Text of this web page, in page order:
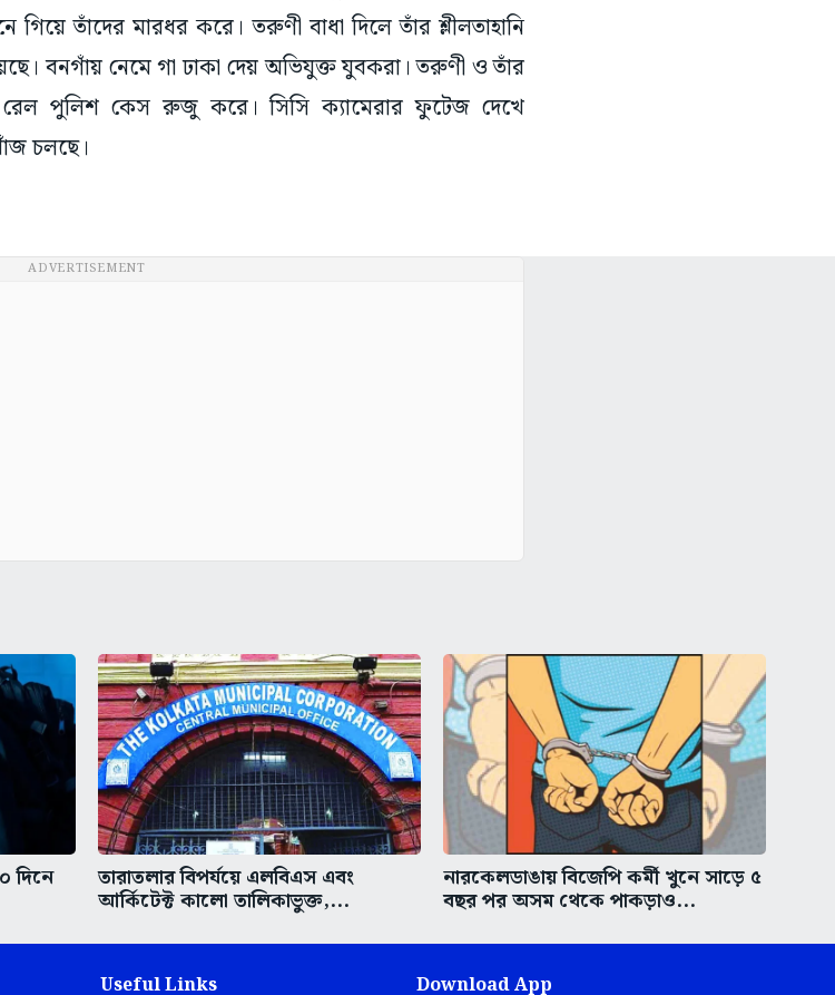
তাঁদের মারধর করে। তরুণী বাধা দিলে তাঁর শ্লীলতাহানি
বনগাঁয় নেমে গা ঢাকা দেয় অভিযুক্ত যুবকরা। তরুণী ও তাঁর
পুলিশ কেস রুজু করে। সিসি ক্যামেরার ফুটেজ দেখে
চলছে।
ADVERTISEMENT
দিনে তারাতলার বিপর্যয়ে এলবিএস এবং
আর্কিটেক্ট কালো তালিকাভুক্ত,...
নারকেলডাঙায় বিজেপি কর্মী খুনে সাড়ে ৫
বছর পর অসম থেকে পাকড়াও...
Useful Links Download App